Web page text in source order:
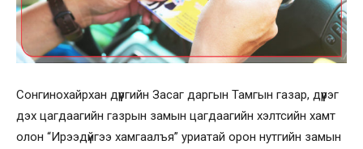
Сонгинохайрхан дүүргийн Засаг даргын Тамгын газар, дүүрэг
дэх цагдаагийн газрын замын цагдаагийн хэлтсийн хамт
олон “Ирээдүйгээ хамгаалъя” уриатай орон нутгийн замын